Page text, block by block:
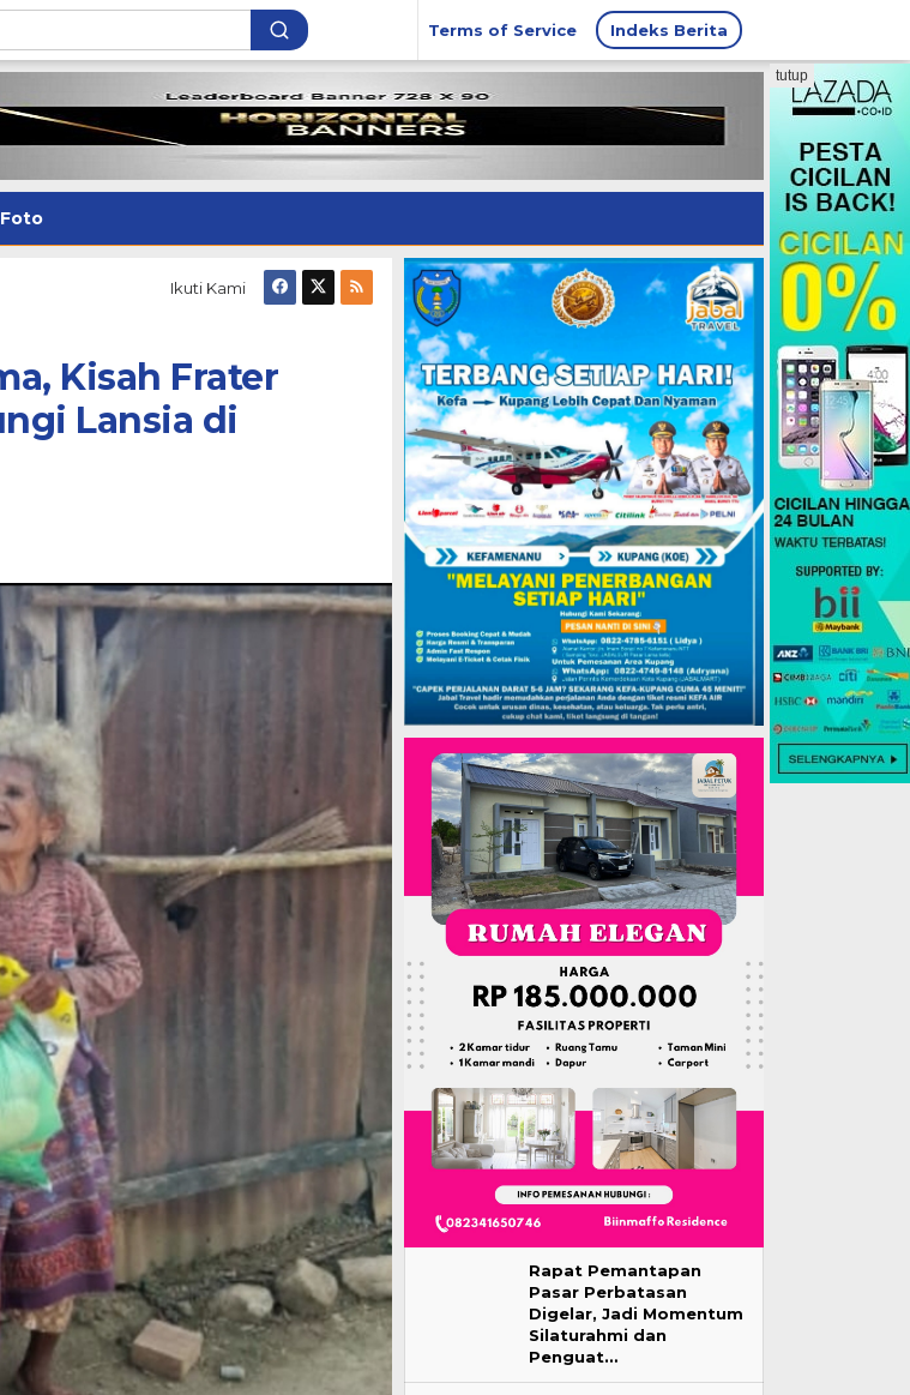
Terms of Service Indeks Berita
Foto
tutup
Ikuti Kami
Kisah Frater
Lansia di
Rapat Pemantapan
Pasar Perbatasan
Digelar, Jadi Momentum
Silaturahmi dan
Penguat…